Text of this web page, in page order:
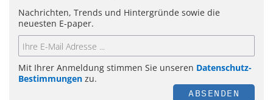
Nachrichten, Trends und Hintergründe sowie die
neuesten E-paper.
Mit Ihrer Anmeldung stimmen Sie unseren Datenschutz-
Bestimmungen zu.
ABSENDEN